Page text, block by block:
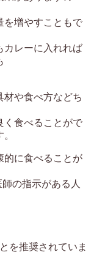
を増やすこともで
カレーに入れれば
材や食べ方などち
く食べることがで
的に食べることが
の指示がある人
を推奨されていま